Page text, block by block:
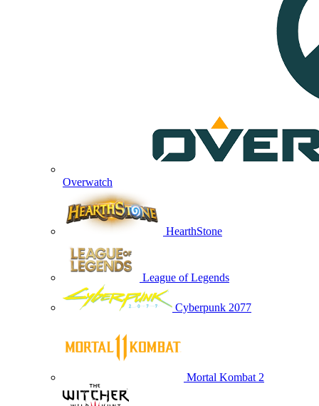
Overwatch
HearthStone
League of Legends
Cyberpunk 2077
Mortal Kombat 2